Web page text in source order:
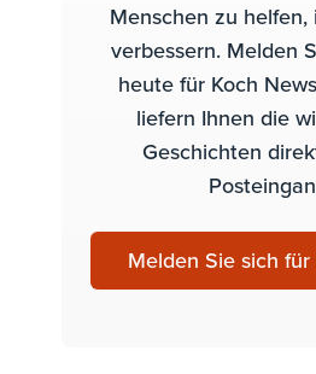
Menschen zu helfen,
verbessern. Melden
heute für Koch
liefern Ihnen die
Geschichten
Melden Sie sich für